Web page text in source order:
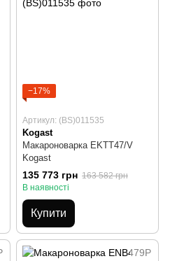
−17%
Артикул: (BS)011535
Kogast
Макароноварка EKTT47/V
Kogast
135 773 грн 163 582 грн
В наявності
Купити